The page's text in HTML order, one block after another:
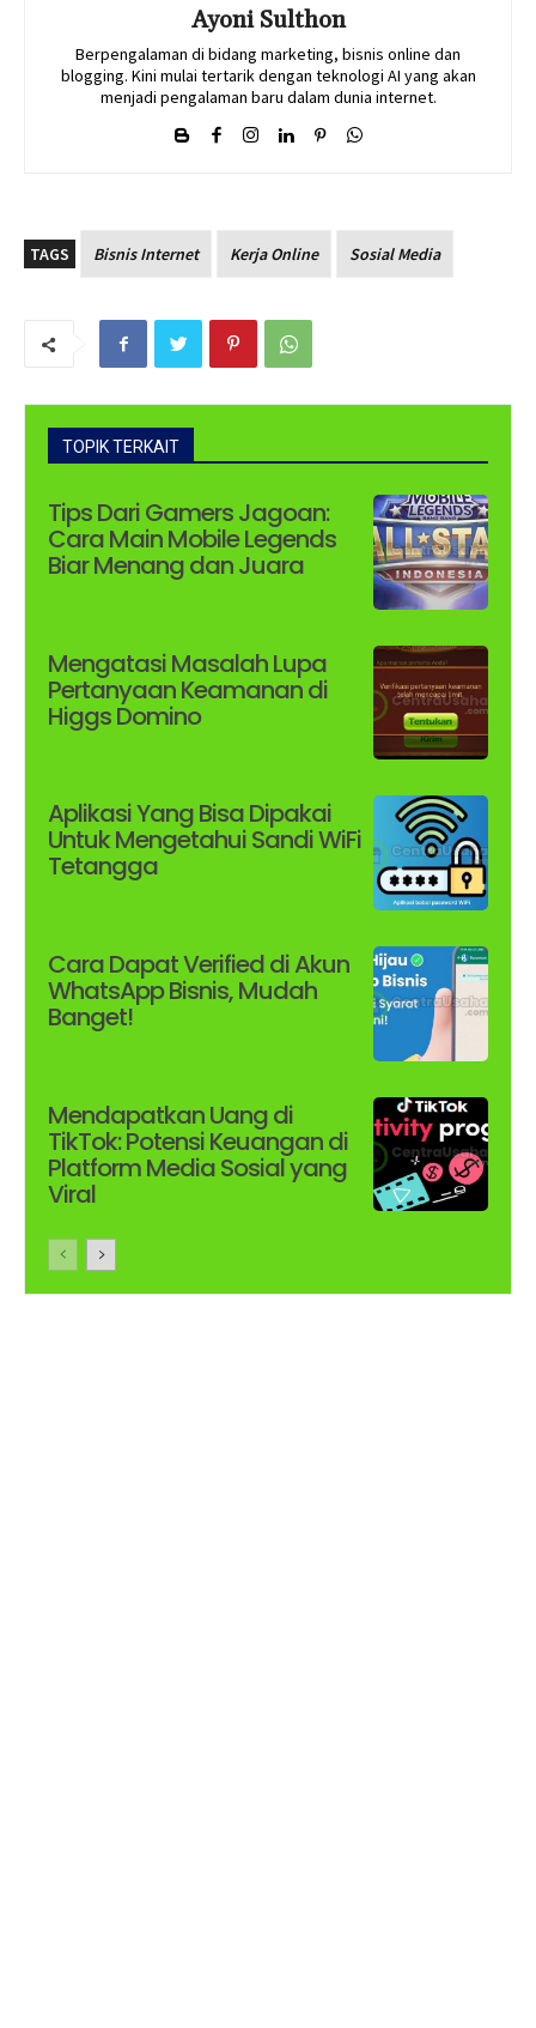
Ayoni Sulthon
Berpengalaman di bidang marketing, bisnis online dan
blogging. Kini mulai tertarik dengan teknologi AI yang akan
menjadi pengalaman baru dalam dunia internet.
TAGS Bisnis Internet Kerja Online Sosial Media
TOPIK TERKAIT
Tips Dari Gamers Jagoan:
Cara Main Mobile Legends
Biar Menang dan Juara
Mengatasi Masalah Lupa
Pertanyaan Keamanan di
Higgs Domino
Aplikasi Yang Bisa Dipakai
Untuk Mengetahui Sandi WiFi
Tetangga
Cara Dapat Verified di Akun
WhatsApp Bisnis, Mudah
Banget!
Mendapatkan Uang di
TikTok: Potensi Keuangan di
Platform Media Sosial yang
Viral